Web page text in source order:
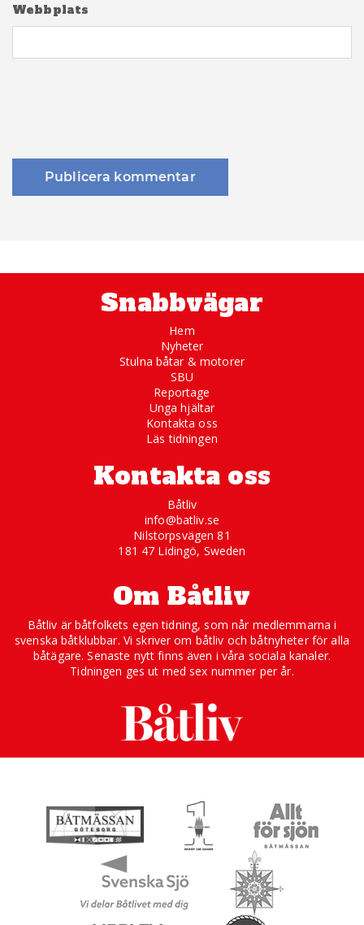
Webbplats
Snabbvägar
Hem
Nyheter
Stulna båtar & motorer
SBU
Reportage
Unga hjältar
Kontakta oss
Läs tidningen
Kontakta oss
Båtliv
info@batliv.se
Nilstorpsvägen 81
181 47 Lidingö, Sweden
Om Båtliv
Båtliv är båtfolkets egen tidning, som når medlemmarna i
svenska båtklubbar. Vi skriver om båtliv och båtnyheter för alla
båtägare. Senaste nytt finns även i våra sociala kanaler.
Tidningen ges ut med sex nummer per år.